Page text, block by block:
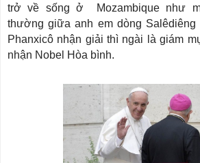
trở về sống ở Mozambique như
thường giữa anh em dòng
Phanxicô nhận giải thì ngài là giám
nhận Nobel Hòa bình.